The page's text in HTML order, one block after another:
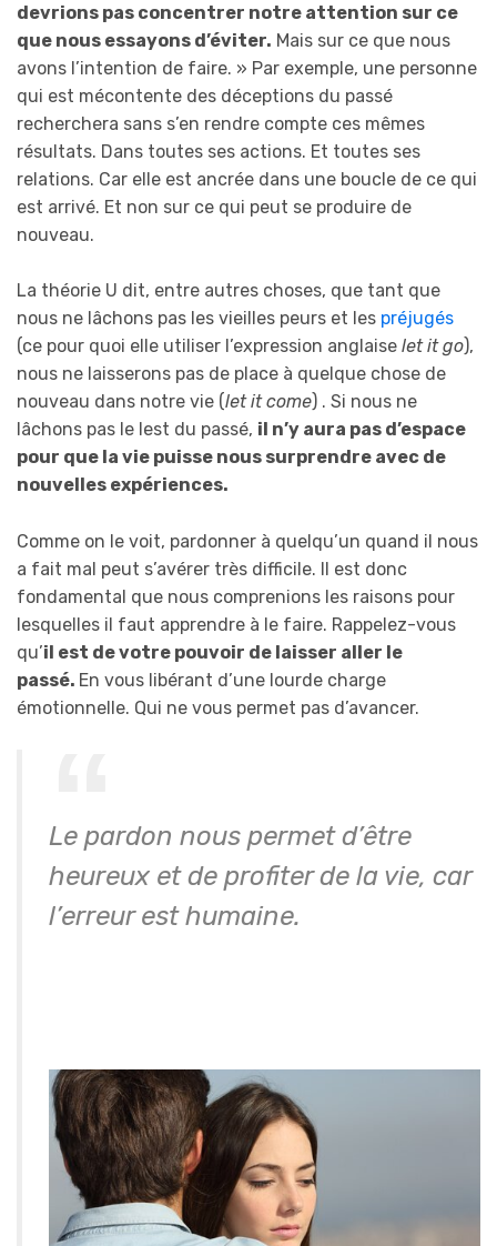
devrions pas concentrer notre attention sur ce
que nous essayons d’éviter. Mais sur ce que nous
avons l’intention de faire. » Par exemple, une personne
qui est mécontente des déceptions du passé
recherchera sans s’en rendre compte ces mêmes
résultats. Dans toutes ses actions. Et toutes ses
relations. Car elle est ancrée dans une boucle de ce qui
est arrivé. Et non sur ce qui peut se produire de
nouveau.
La théorie U dit, entre autres choses, que tant que
nous ne lâchons pas les vieilles peurs et les préjugés
(ce pour quoi elle utiliser l’expression anglaise let it go),
nous ne laisserons pas de place à quelque chose de
nouveau dans notre vie (let it come) . Si nous ne
lâchons pas le lest du passé, il n’y aura pas d’espace
pour que la vie puisse nous surprendre avec de
nouvelles expériences.
Comme on le voit, pardonner à quelqu’un quand il nous
a fait mal peut s’avérer très difficile. Il est donc
fondamental que nous comprenions les raisons pour
lesquelles il faut apprendre à le faire. Rappelez-vous
qu’il est de votre pouvoir de laisser aller le
passé. En vous libérant d’une lourde charge
émotionnelle. Qui ne vous permet pas d’avancer.
Le pardon nous permet d’être
heureux et de profiter de la vie, car
l’erreur est humaine.